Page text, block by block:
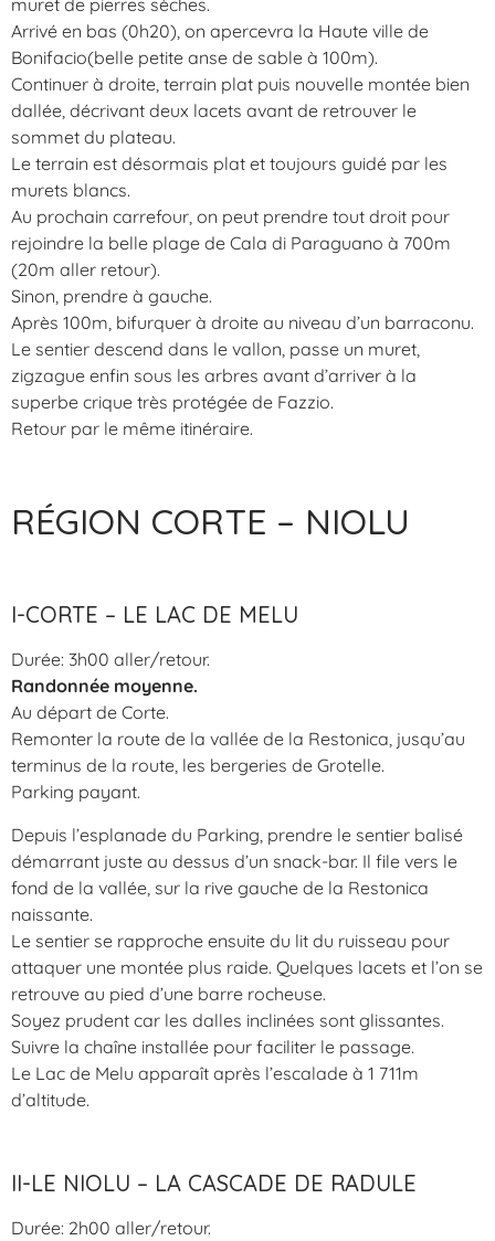
muret de pierres sèches.
Arrivé en bas (0h20), on apercevra la Haute ville de
Bonifacio(belle petite anse de sable à 100m).
Continuer à droite, terrain plat puis nouvelle montée bien
dallée, décrivant deux lacets avant de retrouver le
sommet du plateau.
Le terrain est désormais plat et toujours guidé par les
murets blancs.
Au prochain carrefour, on peut prendre tout droit pour
rejoindre la belle plage de Cala di Paraguano à 700m
(20m aller retour).
Sinon, prendre à gauche.
Après 100m, bifurquer à droite au niveau d’un barraconu.
Le sentier descend dans le vallon, passe un muret,
zigzague enfin sous les arbres avant d’arriver à la
superbe crique très protégée de Fazzio.
Retour par le même itinéraire.
RÉGION CORTE – NIOLU
I-CORTE – LE LAC DE MELU
Durée: 3h00 aller/retour.
Randonnée moyenne.
Au départ de Corte.
Remonter la route de la vallée de la Restonica, jusqu’au
terminus de la route, les bergeries de Grotelle.
Parking payant.
Depuis l’esplanade du Parking, prendre le sentier balisé
démarrant juste au dessus d’un snack-bar. Il file vers le
fond de la vallée, sur la rive gauche de la Restonica
naissante.
Le sentier se rapproche ensuite du lit du ruisseau pour
attaquer une montée plus raide. Quelques lacets et l’on se
retrouve au pied d’une barre rocheuse.
Soyez prudent car les dalles inclinées sont glissantes.
Suivre la chaîne installée pour faciliter le passage.
Le Lac de Melu apparaît après l’escalade à 1 711m
d’altitude.
II-LE NIOLU – LA CASCADE DE RADULE
Durée: 2h00 aller/retour.